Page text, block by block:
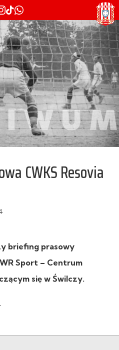
CWKS Resovia
briefing prasowy
Sport – Centrum
się w Świlczy.